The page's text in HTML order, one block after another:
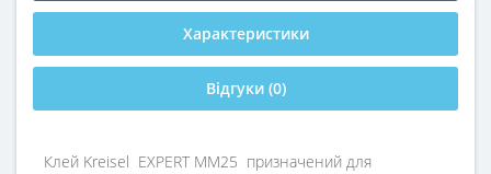
Характеристики
Відгуки (0)
Клей Kreisel EXPERT MM25 призначений для